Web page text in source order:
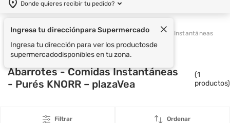
Donde quieres recibir tu pedido?
Ingresa tu direcciónpara Supermercado
Ingresa tu dirección para ver los productosde
supermercadodisponibles en tu zona.
Supermercado Abarrotes Comidas Instantáneas
Abarrotes - Comidas Instantáneas
- Purés KNORR – plazaVea
(1
productos)
Filtrar Ordenar